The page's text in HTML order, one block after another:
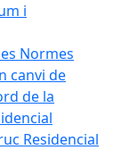
i
Normes
canvi de
de la
Residencial